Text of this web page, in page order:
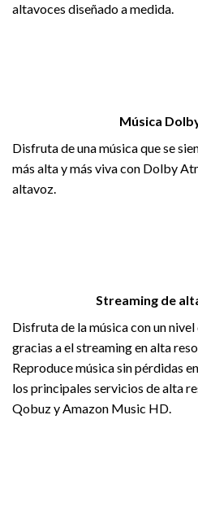
altavoces diseñado a medida.
Música
Disfruta de una música que se
más alta y más viva con Dolby
altavoz.
Streaming de
Disfruta de la música con un
gracias a el streaming en alta
Reproduce música sin pérdidas
los principales servicios de alta
Qobuz y Amazon Music HD.